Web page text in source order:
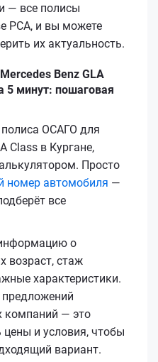
— все полисы
РСА, и вы можете
их актуальность.
Benz GLA
5 минут: пошаговая
ОСАГО для
Class в Кургане,
Просто
номер автомобиля —
все
о
возраст, стаж
характеристики.
предложений
компаний — это
и условия, чтобы
вариант.